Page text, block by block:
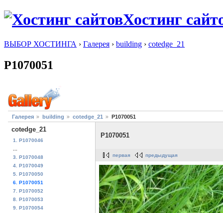
Хостинг
ВЫБОР ХОСТИНГА › Галерея › building › cotedge_21
P1070051
Галерея building cotedge_21 P1070051
cotedge_21
1. P1070046
...
3. P1070048
4. P1070049
5. P1070050
6. P1070051
7. P1070052
8. P1070053
9. P1070054
P1070051
первая предыдущая